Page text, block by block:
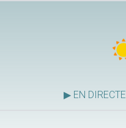
▶ EN DIRECTE